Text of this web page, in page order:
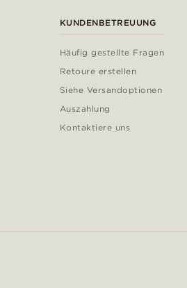
KUNDENBETREUUNG
Häufig gestellte Fragen
Retoure erstellen
Siehe Versandoptionen
Auszahlung
Kontaktiere uns